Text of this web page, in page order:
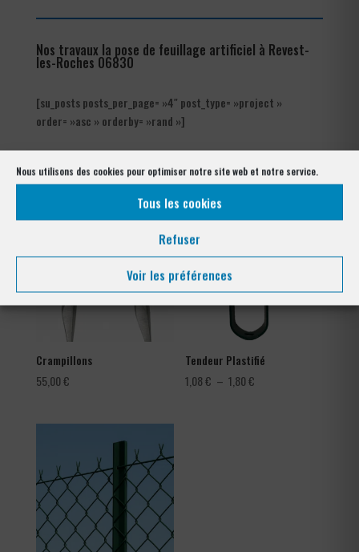
Nous utilisons des cookies pour optimiser notre site web et notre service.
Tous les cookies
Refuser
Voir les préférences
Nos travaux la pose de feuillage artificiel à Revest-
les-Roches 06830
[su_posts posts_per_page= »4″ post_type= »project »
order= »asc » orderby= »rand »]
à Revest-les-Roches 06830
Crampillons
55,00€
Tendeur Plastifié
1,08€ – 1,80€